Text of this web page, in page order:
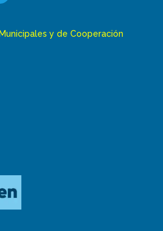
y de Cooperación